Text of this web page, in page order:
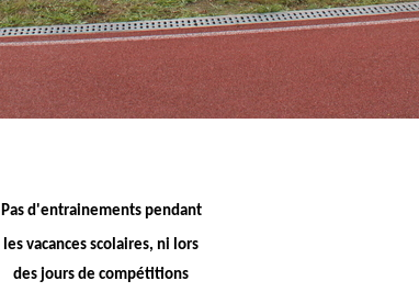
Pas d'entrainements pendant
les vacances scolaires, ni lors
des jours de compétitions